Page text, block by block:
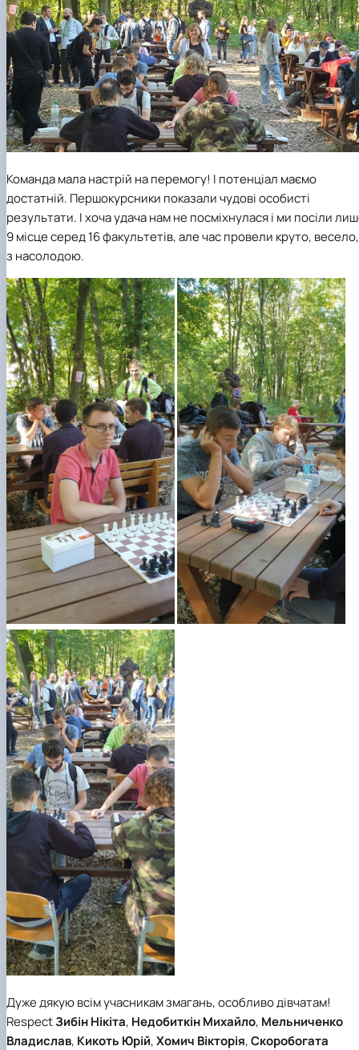
Команда мала настрій на перемогу! І потенціал маємо
достатній. Першокурсники показали чудові особисті
результати. І хоча удача нам не посміхнулася і ми посіли
9 місце серед 16 факультетів, але час провели круто, весело,
з насолодою.
Дуже дякую всім учасникам змагань, особливо дівчатам!
RespectЗибін Нікіта, Недобиткін Михайло, Мельниченко
Владислав, Кикоть Юрій,Хомич Вікторія,Скоробогата